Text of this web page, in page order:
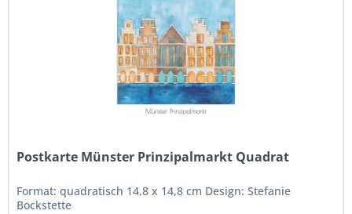
Postkarte Münster Prinzipalmarkt Quadrat
Format: quadratisch 14,8 x 14,8 cm Design: Stefanie
Bockstette